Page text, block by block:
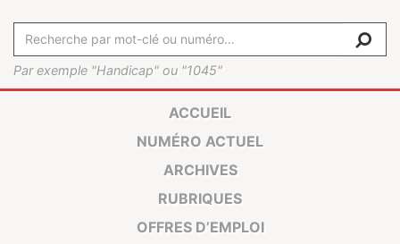
Par exemple "Handicap" ou "1045"
ACCUEIL
NUMÉRO ACTUEL
ARCHIVES
RUBRIQUES
OFFRES D’EMPLOI